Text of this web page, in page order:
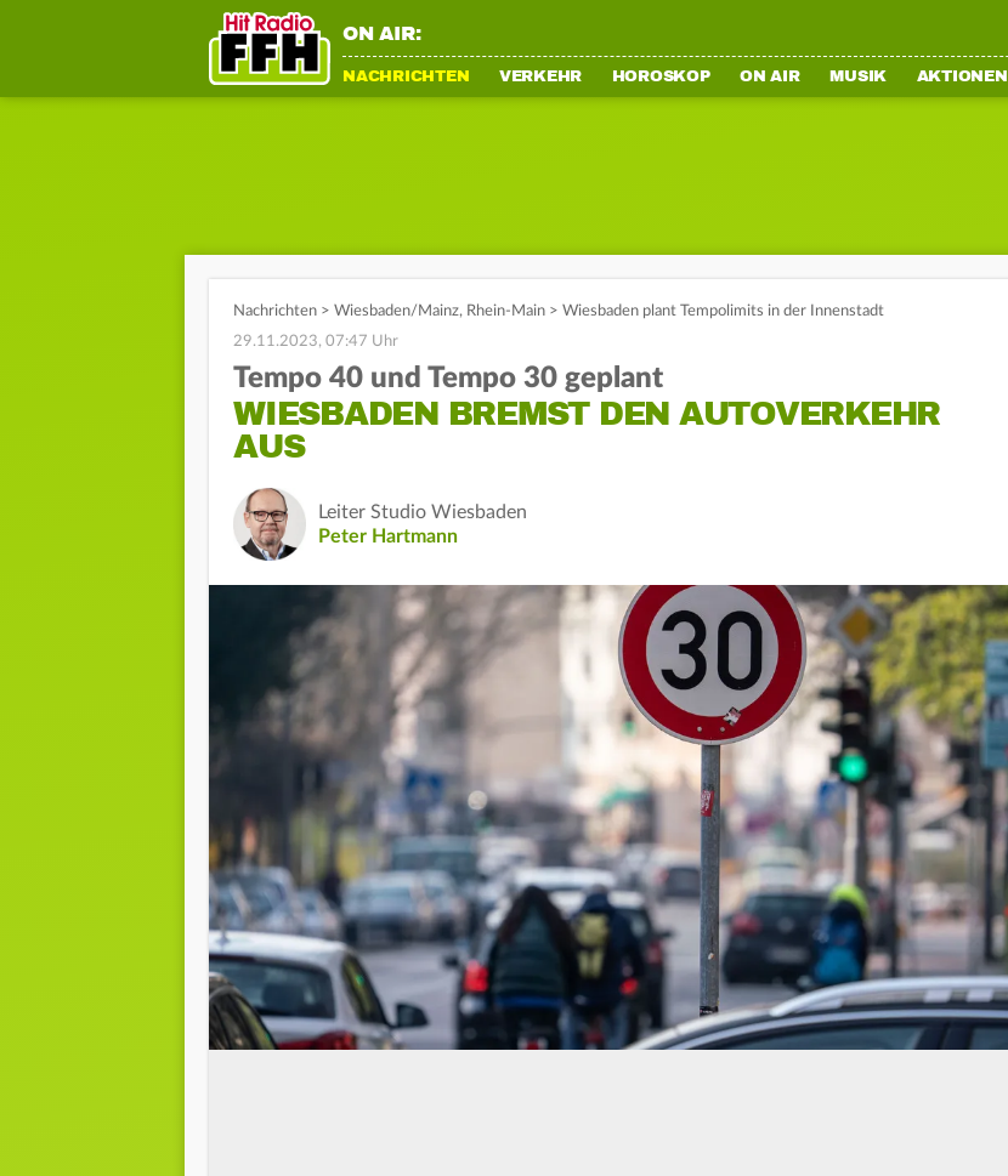
ON AIR:
NACHRICHTEN VERKEHR HOROSKOP ON AIR MUSIK AKTIONEN
Nachrichten > Wiesbaden/Mainz, Rhein-Main > Wiesbaden plant Tempolimits in der Innenstadt
29.11.2023, 07:47 Uhr
Tempo 40 und Tempo 30 geplant
WIESBADEN BREMST DEN AUTOVERKEHR
AUS
Leiter Studio Wiesbaden
Peter Hartmann